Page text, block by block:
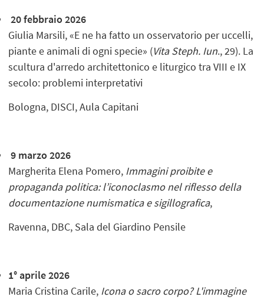
20 febbraio 2026
Giulia Marsili, «E ne ha fatto un osservatorio per uccelli,
piante e animali di ogni specie» (Vita Steph. Iun., 29). La
scultura d'arredo architettonico e liturgico tra VIII e IX
secolo: problemi interpretativi
Bologna, DISCI, Aula Capitani
9 marzo 2026
Margherita Elena Pomero, Immagini proibite e
propaganda politica: l’iconoclasmo nel riflesso della
documentazione numismatica e sigillografica,
Ravenna, DBC, Sala del Giardino Pensile
1° aprile 2026
Maria Cristina Carile, Icona o sacro corpo? L'immagine